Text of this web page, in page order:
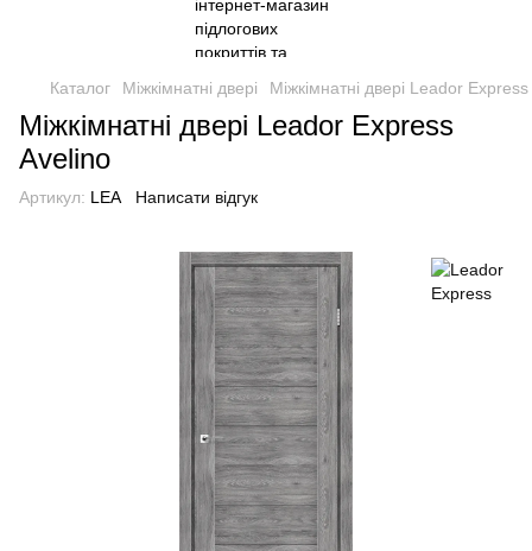
Каталог Міжкімнатні двері Міжкімнатні двері Leador Express
Міжкімнатні двері Leador Express
Avelino
Артикул: LEA Написати відгук